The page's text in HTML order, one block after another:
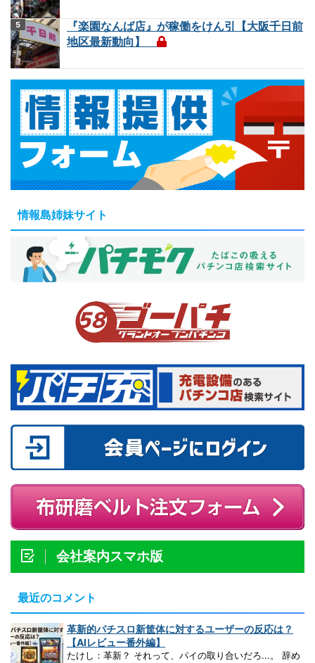
『楽園なんば店』が稼働をけん引【大阪千日前
地区最新動向】
情報島姉妹サイト
会社案内スマホ版
最近のコメント
革新的パチスロ新筐体に対するユーザーの反応は？
【AIレビュー番外編】
たけし：革新？ それって、パイの取り合いだろ...。 辞め